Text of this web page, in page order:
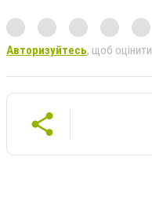
Авторизуйтесь, щоб оцінити